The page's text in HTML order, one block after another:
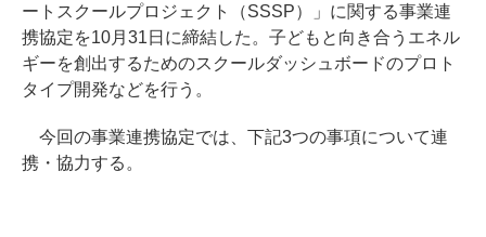
ートスクールプロジェクト（SSSP）」に関する事業連
携協定を10月31日に締結した。子どもと向き合うエネル
ギーを創出するためのスクールダッシュボードのプロト
タイプ開発などを行う。
今回の事業連携協定では、下記3つの事項について連
携・協力する。